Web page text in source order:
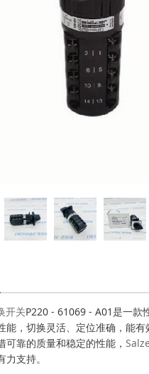
开关P220 - 61069 - A01是一款
能，切换灵活、定位准确，能
可靠的质量和稳定的性能，
支持。